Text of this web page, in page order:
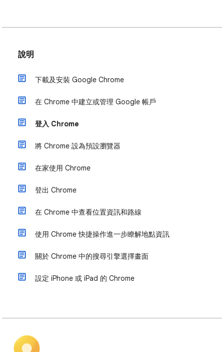
說明
下載及安裝 Google Chrome
在 Chrome 中建立或管理 Google 帳戶
登入 Chrome
將 Chrome 設為預設瀏覽器
在家使用 Chrome
登出 Chrome
在 Chrome 中查看位置資訊和路線
使用 Chrome 快捷操作進一步瞭解地點資訊
關於 Chrome 中的搜尋引擎選擇畫面
設定 iPhone 或 iPad 的 Chrome